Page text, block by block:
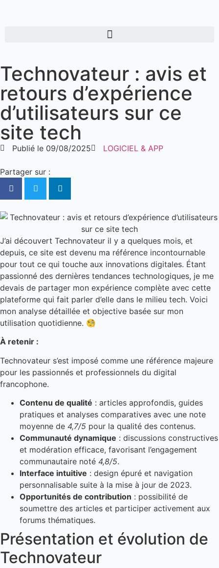
Technovateur : avis et
retours d’expérience
d’utilisateurs sur ce
site tech
Publié le 09/08/2025 LOGICIEL & APP
Partager sur :
J’ai découvert Technovateur il y a quelques mois, et
depuis, ce site est devenu ma référence incontournable
pour tout ce qui touche aux innovations digitales. Étant
passionné des dernières tendances technologiques, je me
devais de partager mon expérience complète avec cette
plateforme qui fait parler d’elle dans le milieu tech. Voici
mon analyse détaillée et objective basée sur mon
utilisation quotidienne. 🧐
À retenir :
Technovateur s’est imposé comme une référence majeure
pour les passionnés et professionnels du digital
francophone.
Contenu de qualité : articles approfondis, guides
pratiques et analyses comparatives avec une note
moyenne de 4,7/5 pour la qualité des contenus.
Communauté dynamique : discussions constructives
et modération efficace, favorisant l’engagement
communautaire noté 4,8/5.
Interface intuitive : design épuré et navigation
personnalisable suite à la mise à jour de 2023.
Opportunités de contribution : possibilité de
soumettre des articles et participer activement aux
forums thématiques.
Présentation et évolution de
Technovateur